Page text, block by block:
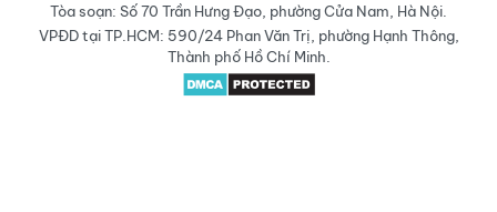
Tòa soạn: Số 70 Trần Hưng Đạo, phường Cửa Nam, Hà Nội.
VPĐD tại TP.HCM: 590/24 Phan Văn Trị, phường Hạnh Thông,
Thành phố Hồ Chí Minh.